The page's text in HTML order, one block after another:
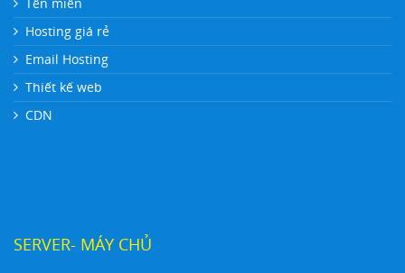
Hosting giá rẻ
Email Hosting
Thiết kế web
CDN
SERVER- MÁY CHỦ